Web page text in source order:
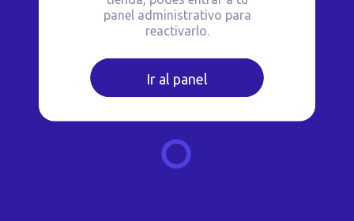
panel administrativo para
reactivarlo.
Ir al panel